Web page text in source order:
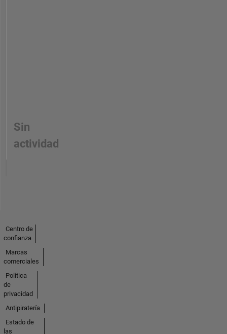
Sin
actividad
Centro de
confianza
Marcas
comerciales
Política
de
privacidad
Antipiratería
Estado de
las